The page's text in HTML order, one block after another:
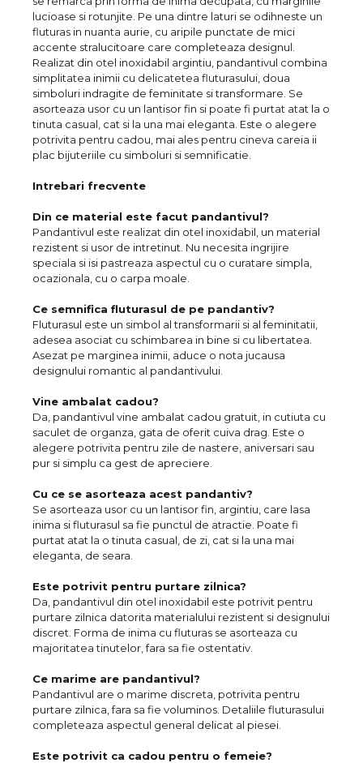
lucioase si rotunjite. Pe una dintre laturi se odihneste un
fluturas in nuanta aurie, cu aripile punctate de mici
accente stralucitoare care completeaza designul.
Realizat din otel inoxidabil argintiu, pandantivul combina
simplitatea inimii cu delicatetea fluturasului, doua
simboluri indragite de feminitate si transformare. Se
asorteaza usor cu un lantisor fin si poate fi purtat atat la o
tinuta casual, cat si la una mai eleganta. Este o alegere
potrivita pentru cadou, mai ales pentru cineva careia ii
plac bijuteriile cu simboluri si semnificatie.
Intrebari frecvente
Din ce material este facut pandantivul?
Pandantivul este realizat din otel inoxidabil, un material
rezistent si usor de intretinut. Nu necesita ingrijire
speciala si isi pastreaza aspectul cu o curatare simpla,
ocazionala, cu o carpa moale.
Ce semnifica fluturasul de pe pandantiv?
Fluturasul este un simbol al transformarii si al feminitatii,
adesea asociat cu schimbarea in bine si cu libertatea.
Asezat pe marginea inimii, aduce o nota jucausa
designului romantic al pandantivului.
Vine ambalat cadou?
Da, pandantivul vine ambalat cadou gratuit, in cutiuta cu
saculet de organza, gata de oferit cuiva drag. Este o
alegere potrivita pentru zile de nastere, aniversari sau
pur si simplu ca gest de apreciere.
Cu ce se asorteaza acest pandantiv?
Se asorteaza usor cu un lantisor fin, argintiu, care lasa
inima si fluturasul sa fie punctul de atractie. Poate fi
purtat atat la o tinuta casual, de zi, cat si la una mai
eleganta, de seara.
Este potrivit pentru purtare zilnica?
Da, pandantivul din otel inoxidabil este potrivit pentru
purtare zilnica datorita materialului rezistent si designului
discret. Forma de inima cu fluturas se asorteaza cu
majoritatea tinutelor, fara sa fie ostentativ.
Ce marime are pandantivul?
Pandantivul are o marime discreta, potrivita pentru
purtare zilnica, fara sa fie voluminos. Detaliile fluturasului
completeaza aspectul general delicat al piesei.
Este potrivit ca cadou pentru o femeie?